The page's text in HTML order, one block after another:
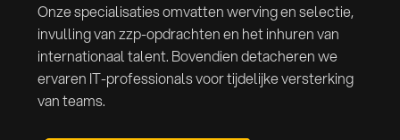
Onze specialisaties omvatten werving en selectie,
invulling van zzp-opdrachten en het inhuren van
internationaal talent. Bovendien detacheren we
ervaren IT-professionals voor tijdelijke versterking
van teams.